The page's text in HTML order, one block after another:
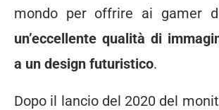
mondo per offrire ai gamer
un’eccellente qualità di
a un design futuristico.
Dopo il lancio del 2020 del